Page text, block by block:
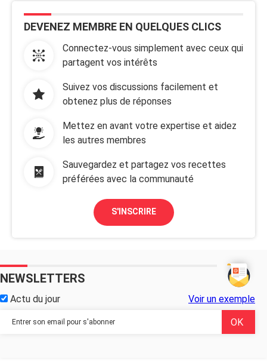
DEVENEZ MEMBRE EN QUELQUES CLICS
Connectez-vous simplement avec ceux qui
partagent vos intérêts
Suivez vos discussions facilement et
obtenez plus de réponses
Mettez en avant votre expertise et aidez
les autres membres
Sauvegardez et partagez vos recettes
préférées avec la communauté
S'INSCRIRE
NEWSLETTERS
Actu du jour Voir un exemple